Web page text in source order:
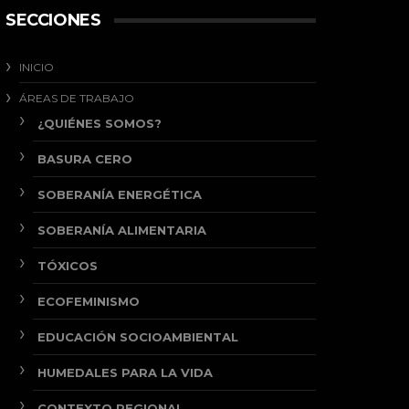
SECCIONES
INICIO
ÁREAS DE TRABAJO
¿QUIÉNES SOMOS?
BASURA CERO
SOBERANÍA ENERGÉTICA
SOBERANÍA ALIMENTARIA
TÓXICOS
ECOFEMINISMO
EDUCACIÓN SOCIOAMBIENTAL
HUMEDALES PARA LA VIDA